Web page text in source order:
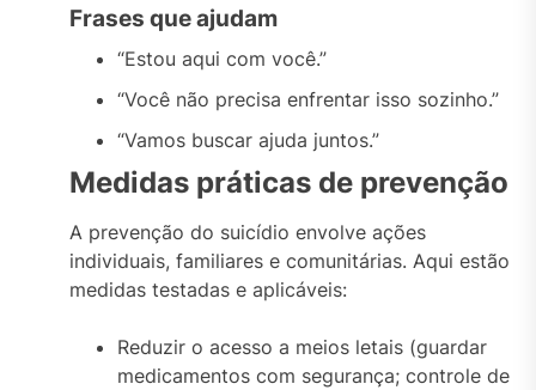
Frases que ajudam
“Estou aqui com você.”
“Você não precisa enfrentar isso sozinho.”
“Vamos buscar ajuda juntos.”
Medidas práticas de prevenção
A prevenção do suicídio envolve ações
individuais, familiares e comunitárias. Aqui estão
medidas testadas e aplicáveis:
Reduzir o acesso a meios letais (guardar
medicamentos com segurança; controle de